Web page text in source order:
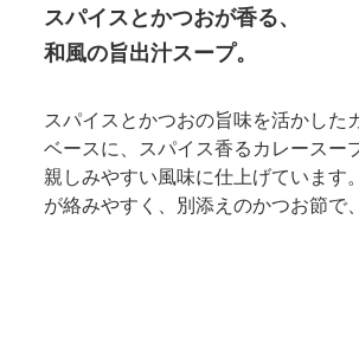
スパイスとかつおが香る、
和風の旨出汁スープ。
スパイスとかつおの旨味を活かした
ベースに、スパイス香るカレースー
親しみやすい風味に仕上げています
が絡みやすく、別添えのかつお節で